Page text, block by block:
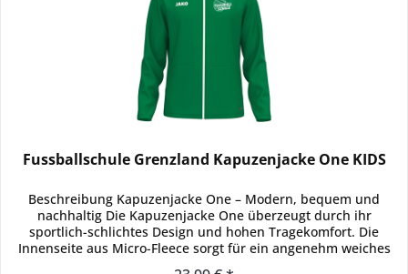
Fussballschule Grenzland Kapuzenjacke One KIDS
Beschreibung Kapuzenjacke One – Modern, bequem und
nachhaltig Die Kapuzenjacke One überzeugt durch ihr
sportlich-schlichtes Design und hohen Tragekomfort. Die
Innenseite aus Micro-Fleece sorgt für ein angenehm weiches